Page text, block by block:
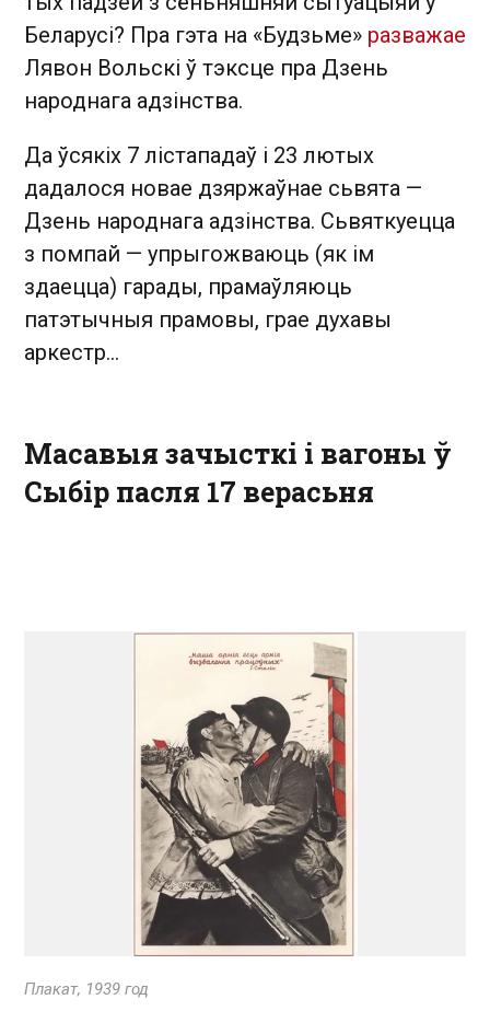
Беларусі? Пра гэта на «Будзьме» разважае
Лявон Вольскі ў тэксце пра Дзень
народнага адзінства.
Да ўсякіх 7 лістападаў і 23 лютых
дадалося новае дзяржаўнае сьвята —
Дзень народнага адзінства. Сьвяткуецца
з помпай — упрыгожваюць (як ім
здаецца) гарады, прамаўляюць
патэтычныя прамовы, грае духавы
аркестр...
Масавыя зачысткі і вагоны ў
Сыбір пасля 17 верасьня
Плакат, 1939 год